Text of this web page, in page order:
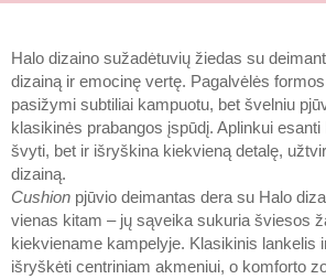
Halo dizaino sužadėtuvių žiedas su
dizainą ir emocinę vertę. Pagalvėlės
pasižymi subtiliai kampuotu, bet švelniu
klasikinės prabangos įspūdį. Aplinkui esanti
švyti, bet ir išryškina kiekvieną detalę,
dizainą.
Cushion pjūvio deimantas dera su Halo
vienas kitam – jų sąveika sukuria šviesos
kiekviename kampelyje. Klasikinis lankelis
išryškėti centriniam akmeniui, o komforto